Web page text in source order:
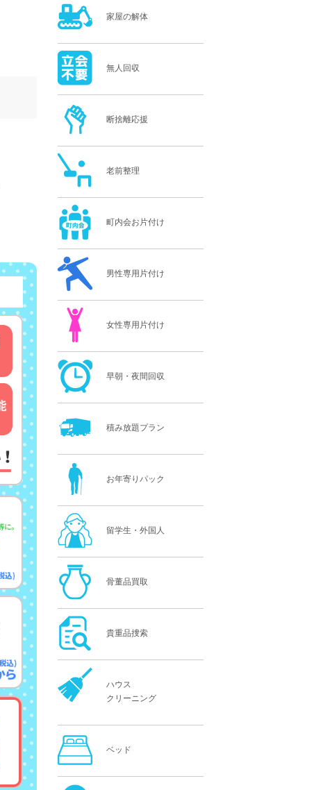
家屋の解体
無人回収
断捨離応援
老前整理
町内会お片付け
男性専用片付け
女性専用片付け
早朝・夜間回収
積み放題プラン
お年寄りパック
留学生・外国人
骨董品買取
貴重品捜索
ハウス
クリーニング
ベッド